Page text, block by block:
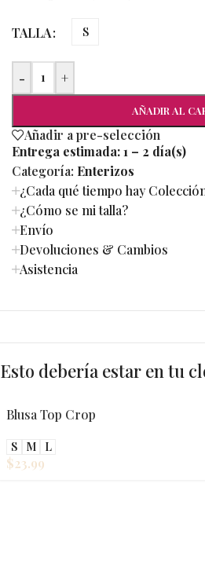
TALLA S
- +
AÑADIR AL
Añadir a pre-selección
Entrega estimada:1 – 2 día(s)
Categoría: Enterizos
¿Cada qué tiempo hay
¿Cómo se mi talla?
Envío
Devoluciones & Cambios
Asistencia
Esto debería estar en tu
Blusa Top Crop
S M L
$23.99